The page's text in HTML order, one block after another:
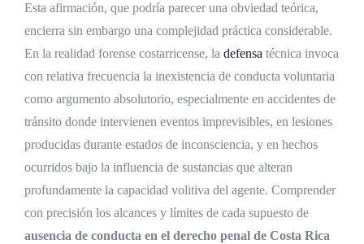
Fuerza irresistible
Elementos constitutivos y naturaleza
jurídica
Distinción fundamental entre vis
absoluta y vis compulsiva
Ejemplos y casuística
Fundamento normativo en el derecho
costarricense
Movimientos reflejos
Esta afirmación, que podría parecer una obviedad teórica,
encierra sin embargo una complejidad práctica considerable.
En la realidad forense costarricense, la defensa técnica invoca
con relativa frecuencia la inexistencia de conducta voluntaria
como argumento absolutorio, especialmente en accidentes de
tránsito donde intervienen eventos imprevisibles, en lesiones
producidas durante estados de inconsciencia, y en hechos
ocurridos bajo la influencia de sustancias que alteran
profundamente la capacidad volitiva del agente. Comprender
con precisión los alcances y límites de cada supuesto de
ausencia de conducta en el derecho penal de Costa Rica